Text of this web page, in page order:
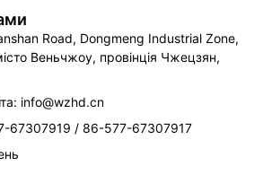
Road, Dongmeng Industrial Zone,
Веньчжоу, провінція Чжецзян,
info@wzhd.cn
67307919 / 86-577-67307917